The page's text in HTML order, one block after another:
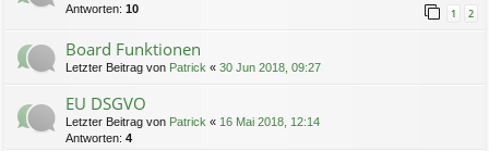
Antworten: 10 1 2
Board Funktionen
Letzter Beitrag von Patrick « 30 Jun 2018, 09:27
EU DSGVO
Letzter Beitrag von Patrick « 16 Mai 2018, 12:14
Antworten: 4